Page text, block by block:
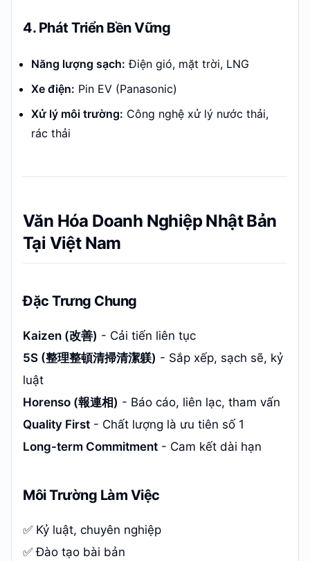
4. Phát Triển Bền Vững
Năng lượng sạch: Điện gió, mặt trời, LNG
Xe điện: Pin EV (Panasonic)
Xử lý môi trường: Công nghệ xử lý nước thải,
rác thải
Văn Hóa Doanh Nghiệp Nhật Bản
Tại Việt Nam
Đặc Trưng Chung
Kaizen (改善) - Cải tiến liên tục
5S (整理整頓清掃清潔躾) - Sắp xếp, sạch sẽ, kỷ
luật
Horenso (報連相) - Báo cáo, liên lạc, tham vấn
Quality First - Chất lượng là ưu tiên số 1
Long-term Commitment - Cam kết dài hạn
Môi Trường Làm Việc
✅ Kỷ luật, chuyên nghiệp
✅ Đào tạo bài bản